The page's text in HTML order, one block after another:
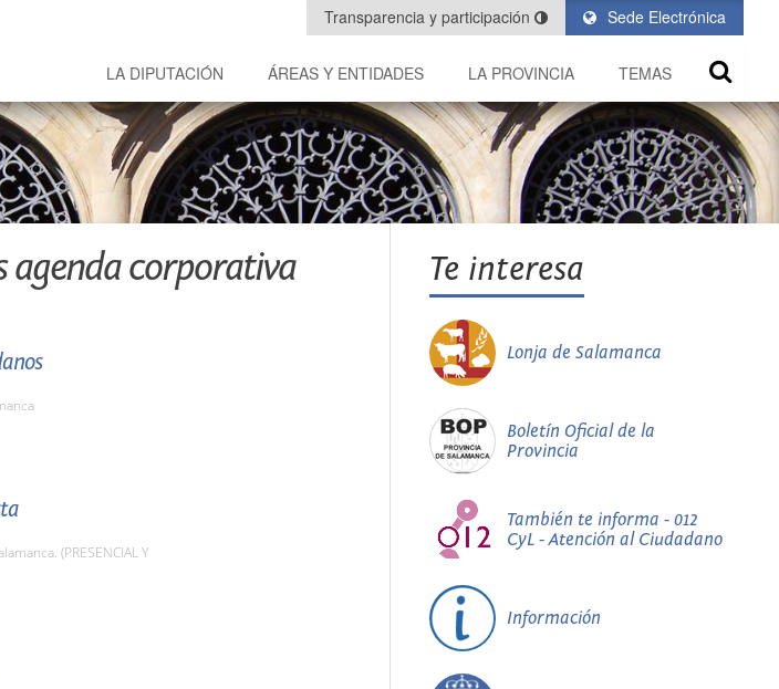
Sede Electrónica
Transparencia y participación
LA DIPUTACIÓN ÁREAS Y ENTIDADES LA PROVINCIA TEMAS
agenda corporativa
(PRESENCIAL Y
Te interesa
Lonja de Salamanca
Boletín Oficial de la
Provincia
También te informa - 012
CyL - Atención al Ciudadano
Información